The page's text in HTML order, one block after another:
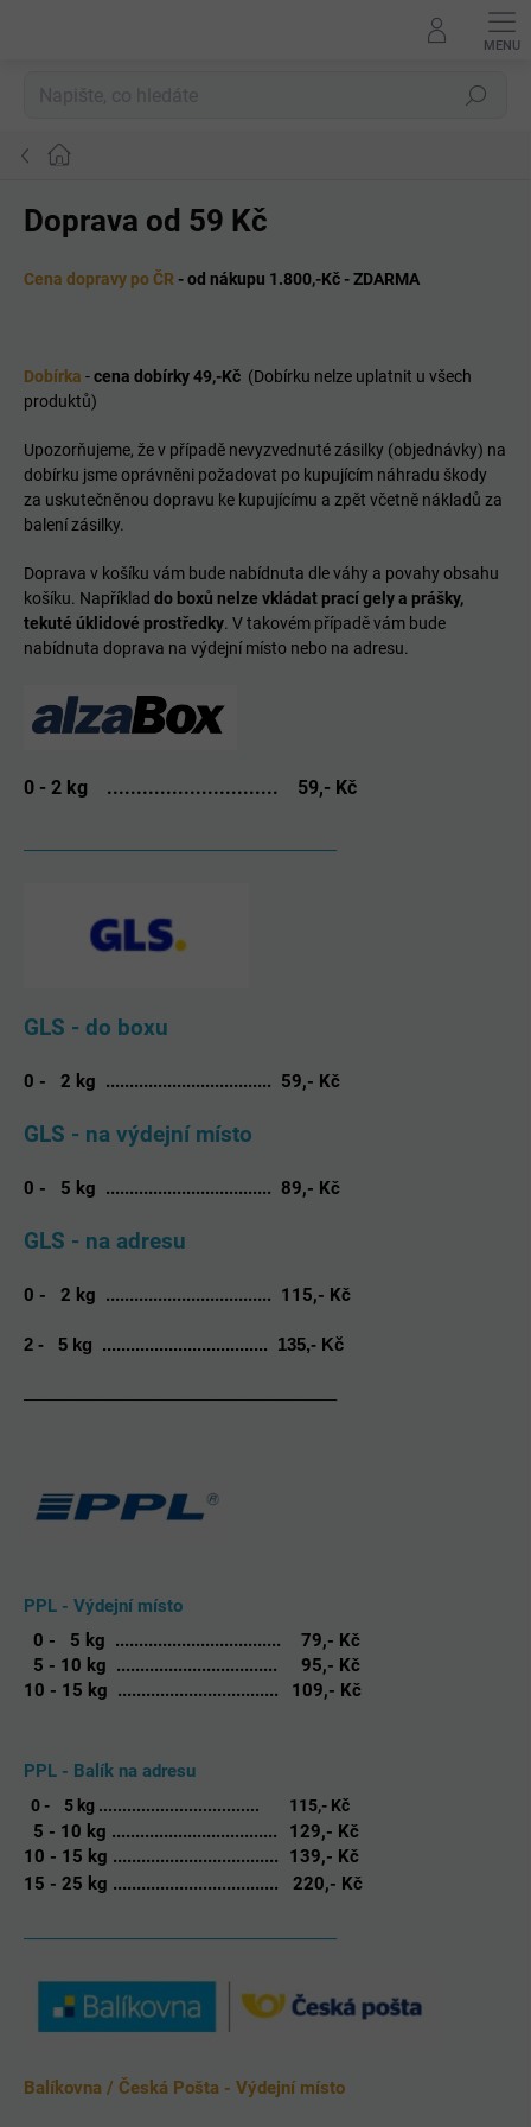
Hledat
Domů
Doprava od 59 Kč
Cena dopravy po ČR - od nákupu 1.800,-Kč - ZDARMA
Dobírka -cena dobírky 49,-Kč (Dobírku nelze uplatnit u všech
produktů)
Upozorňujeme, že v případě nevyzvednuté zásilky (objednávky) na
dobírku jsme oprávněni požadovat po kupujícím náhradu škody
za uskutečněnou dopravu ke kupujícímu a zpět včetně nákladů za
balení zásilky.
Doprava v košíku vám bude nabídnuta dle váhy a povahy obsahu
košíku. Například do boxů nelze vkládat prací gely a prášky,
tekuté úklidové prostředky. V takovém případě vám bude
nabídnuta doprava na výdejní místo nebo na adresu.
0 - 2 kg ............................. 59,- Kč
GLS - do boxu
0 - 2 kg ................................... 59,- Kč
GLS - na výdejní místo
0 - 5 kg ................................... 89,- Kč
GLS - na adresu
0 - 2 kg ................................... 115,- Kč
2 - 5 kg ................................... 135,- Kč
PPL - Výdejní místo
0 - 5 kg ...................................
79,- Kč
5 - 10 kg ..................................
95,- Kč
10 - 15 kg ..................................
109,- Kč
PPL - Balík na adresu
0 - 5 kg .................................. 115,- Kč
5 - 10 kg ...................................
129,- Kč
10 - 15 kg ...................................
139,- Kč
15 - 25 kg ................................... 220,- Kč
Balíkovna / Česká Pošta - Výdejní místo